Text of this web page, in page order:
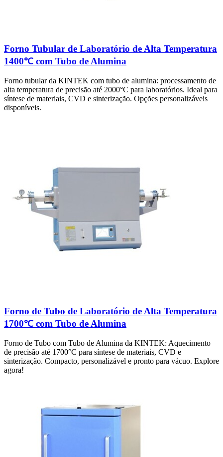
Forno Tubular de Laboratório de Alta Temperatura
1400℃ com Tubo de Alumina
Forno tubular da KINTEK com tubo de alumina: processamento de
alta temperatura de precisão até 2000°C para laboratórios. Ideal para
síntese de materiais, CVD e sinterização. Opções personalizáveis
disponíveis.
Forno de Tubo de Laboratório de Alta Temperatura
1700℃ com Tubo de Alumina
Forno de Tubo com Tubo de Alumina da KINTEK: Aquecimento
de precisão até 1700°C para síntese de materiais, CVD e
sinterização. Compacto, personalizável e pronto para vácuo. Explore
agora!